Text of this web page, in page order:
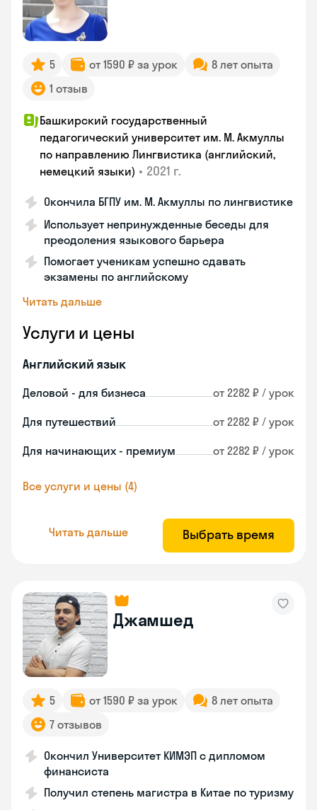
5 от 1590 ₽ за урок
8 лет опыта
1 отзыв
Башкирский государственный
педагогический университет им. М. Акмуллы
по направлению Лингвистика (английский,
немецкий языки) • 2021 г.
Окончила БГПУ им. М. Акмуллы по лингвистике
Использует непринужденные беседы для
преодоления языкового барьера
Помогает ученикам успешно сдавать
экзамены по английскому
Читать дальше
Услуги и цены
Английский язык
Деловой - для бизнеса от 2282 ₽ / урок
Для путешествий от 2282 ₽ / урок
Для начинающих - премиум от 2282 ₽ / урок
Все услуги и цены (4)
Читать дальше Выбрать время
Джамшед
5 от 1590 ₽ за урок
8 лет опыта
7 отзывов
Окончил Университет КИМЭП с дипломом
финансиста
Получил степень магистра в Китае по туризму